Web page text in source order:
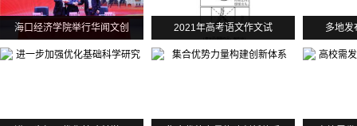
海口经济学院举行华闻文创 2021年高考语文作文试 多地发